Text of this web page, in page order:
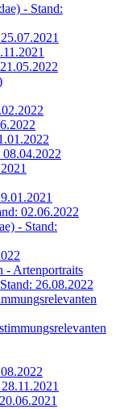
- Stand:
02.06.2022
- Stand:
- Artenportraits
26.08.2022